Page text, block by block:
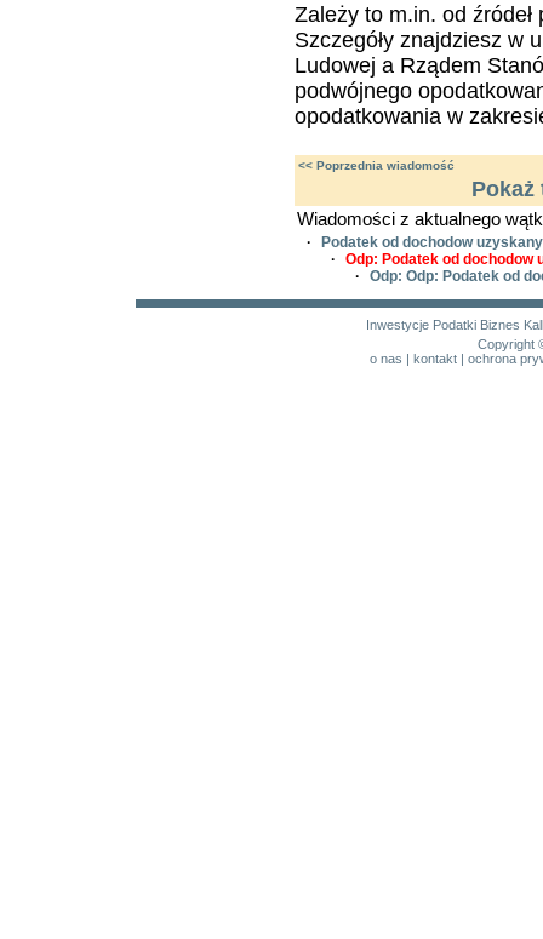
Zależy to m.in. od źródeł
Szczegóły znajdziesz w
Ludowej a Rządem
podwójnego
opodatkowania w
<< Poprzednia wiadomość
Wiadomości z aktualnego
·
Podatek od dochodow
·
Odp: Podatek od dochodow
·
Odp: Odp: Podatek od
Inwestycje Podatki Biznes
Copyright
o nas | kontakt| ochrona